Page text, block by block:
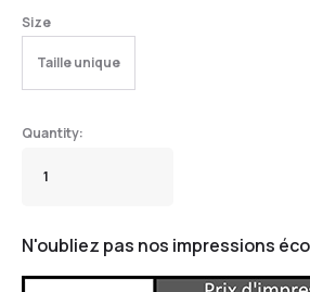
Size
Taille unique
N'oubliez pas nos impressions